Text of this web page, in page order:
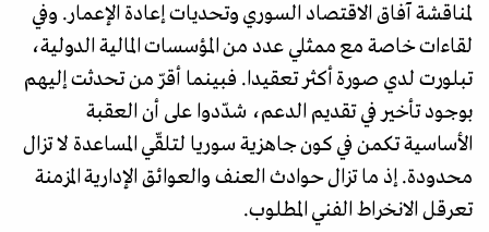
لمناقشة آفاق الاقتصاد السوري وتحديات إعادة الإعمار. وفي
لقاءات خاصة مع ممثلي عدد من المؤسسات المالية الدولية،
تبلورت لدي صورة أكثر تعقيدا. فبينما أقرّ من تحدثت إليهم
بوجود تأخير في تقديم الدعم، شدّدوا على أن العقبة
الأساسية تكمن في كون جاهزية سوريا لتلقّي المساعدة لا تزال
محدودة. إذ ما تزال حوادث العنف والعوائق الإدارية المزمنة
تعرقل الانخراط الفني المطلوب.